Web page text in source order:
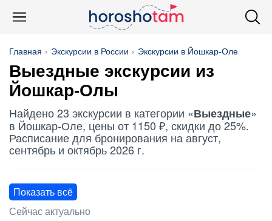
Главная Экскурсии в России Экскурсии в Йошкар-Оле
Выездные экскурсии из
Йошкар-Олы
Найдено 23 экскурсии в категории «Выездные»
в Йошкар-Оле, цены от 1150 ₽, скидки до 25%.
Расписание для бронирования на август,
сентябрь и октябрь 2026 г.
Показать всё
Сейчас актуально